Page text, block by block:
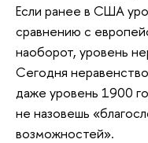
Если ранее в США
сравнению с
наоборот, уровень
Сегодня
даже уровень 1900
не назовешь
возможностей».